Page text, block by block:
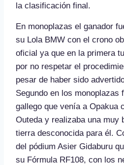
la clasificación final.
En monoplazas el ganador
su Lola BMW con el crono
oficial ya que en la primera
por no respetar el
pesar de haber sido
Segundo en los monoplazas
gallego que venía a Opakua
Outeda y realizaba una muy
tierra desconocida para él.
del pódium Asier Gidaburu
su Fórmula RF108, con los